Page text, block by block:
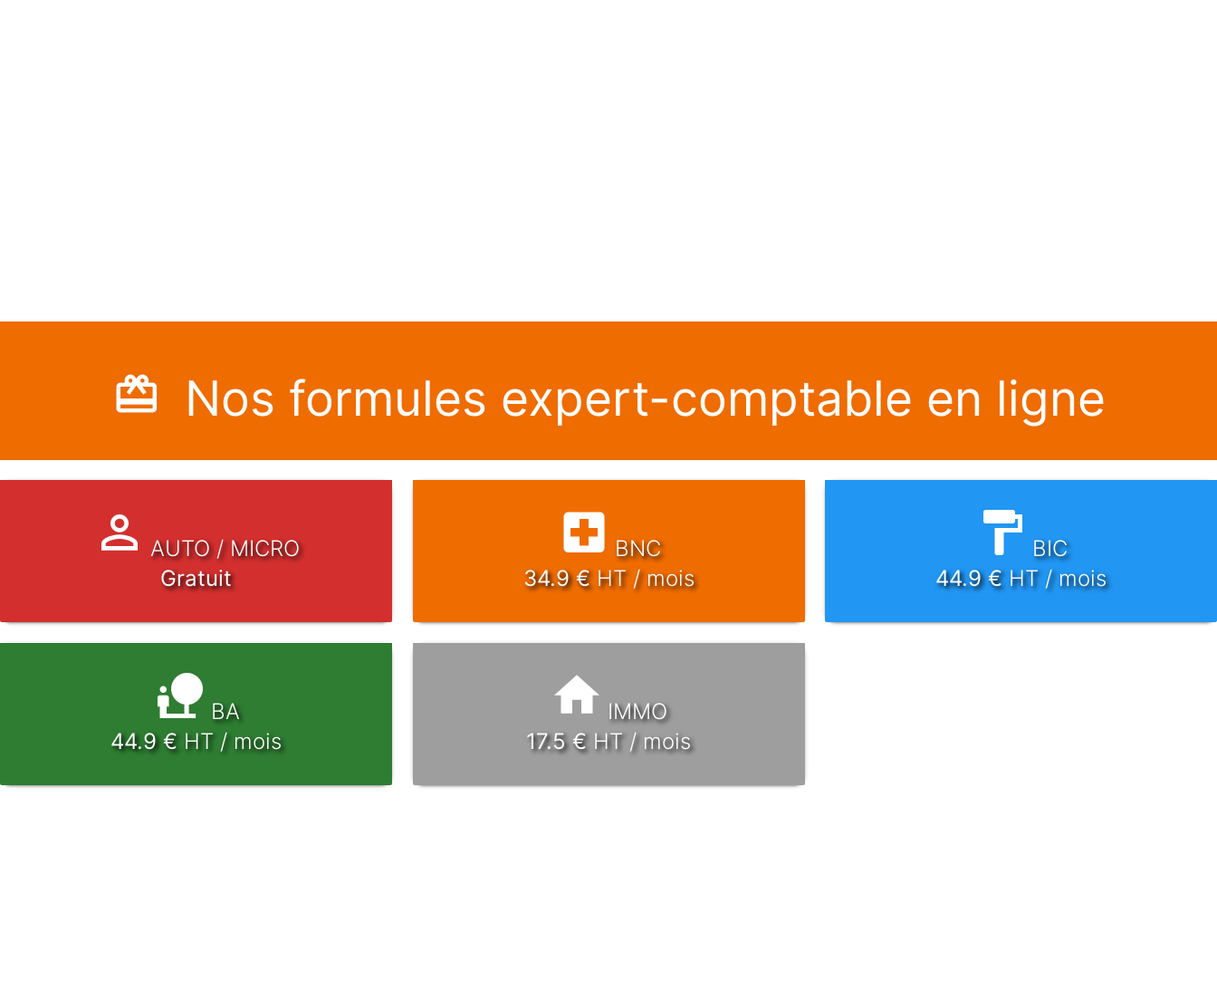
Nos formules expert-comptable en ligne
AUTO / MICRO
Gratuit
BNC
34.9 €HT / mois
BIC
44.9 €HT / mois
BA
44.9 €HT / mois
IMMO
17.5 €HT / mois